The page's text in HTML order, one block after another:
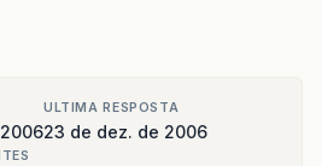
ULTIMA RESPOSTA
23 de dez. de 2006